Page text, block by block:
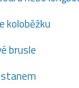
koloběžku
brusle